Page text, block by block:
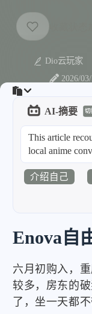
Dio云玩家
2026/
AI-摘要 切
This article
local anime
介绍自己
Enova自
六月初购入，
较多，房东的
了，坐一天都